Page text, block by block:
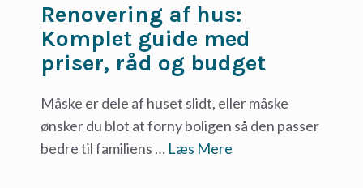
Renovering af hus:
Komplet guide med
priser, råd og budget
Måske er dele af huset slidt, eller måske
ønsker du blot at forny boligen så den passer
bedre til familiens … Læs Mere